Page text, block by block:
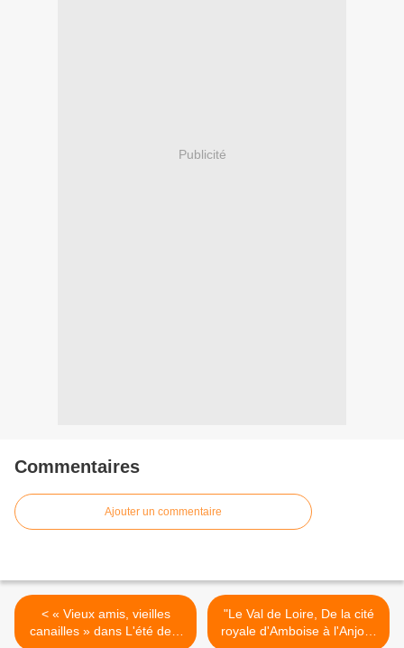
Publicité
Commentaires
Ajouter un commentaire
< « Vieux amis, vieilles
canailles » dans L'été de «
"Le Val de Loire, De la cité
royale d'Amboise à l'Anjou"